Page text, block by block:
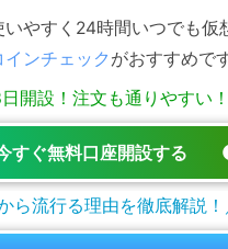
やすく24時間いつでも仮
インチェック がおすすめです
開設！注文も通りやすい
すぐ無料口座開設する
ら流行る理由を徹底解説！